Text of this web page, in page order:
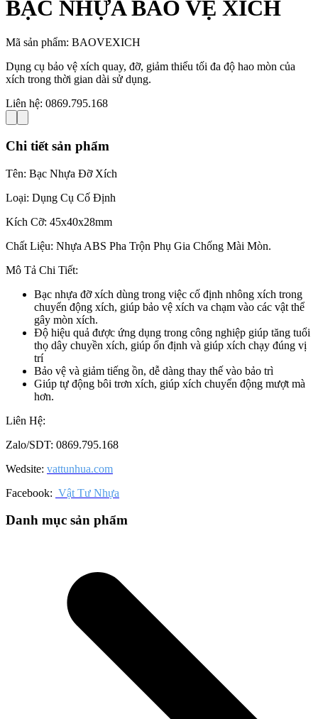
BẠC NHỰA BẢO VỆ XÍCH
Mã sản phẩm: BAOVEXICH
Dụng cụ bảo vệ xích quay, đỡ, giảm thiểu tối đa độ hao mòn của
xích trong thời gian dài sử dụng.
Liên hệ: 0869.795.168
Chi tiết sản phẩm
Tên: Bạc Nhựa Đỡ Xích
Loại: Dụng Cụ Cố Định
Kích Cỡ: 45x40x28mm
Chất Liệu: Nhựa ABS Pha Trộn Phụ Gia Chống Mài Mòn.
Mô Tả Chi Tiết:
Bạc nhựa đỡ xích dùng trong việc cố định nhông xích trong
chuyển động xích, giúp bảo vệ xích va chạm vào các vật thể
gây mòn xích.
Độ hiệu quả được ứng dụng trong công nghiệp giúp tăng tuổi
thọ dây chuyền xích, giúp ổn định và giúp xích chạy đúng vị
trí
Bảo vệ và giảm tiếng ồn, dễ dàng thay thế vào bảo trì
Giúp tự động bôi trơn xích, giúp xích chuyển động mượt mà
hơn.
Liên Hệ:
Zalo/SDT: 0869.795.168
Wedsite: vattunhua.com
Facebook: Vật Tư Nhựa
Danh mục sản phẩm